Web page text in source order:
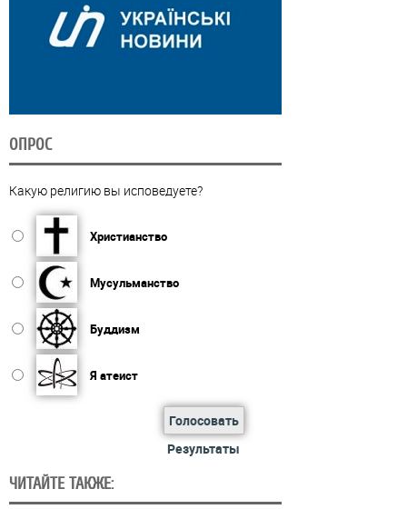
ОПРОС
Какую религию вы исповедуете?
Христианство
Мусульманство
Буддизм
Я атеист
Голосовать
Результаты
ЧИТАЙТЕ ТАКЖЕ: